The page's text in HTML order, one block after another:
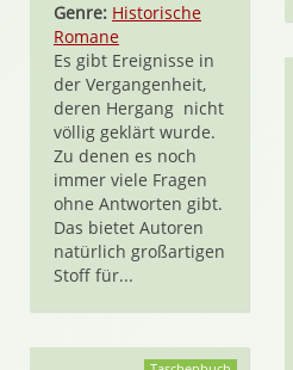
Genre: Historische
Romane
Es gibt Ereignisse in
der Vergangenheit,
deren Hergang nicht
völlig geklärt wurde.
Zu denen es noch
immer viele Fragen
ohne Antworten gibt.
Das bietet Autoren
natürlich großartigen
Stoff für...